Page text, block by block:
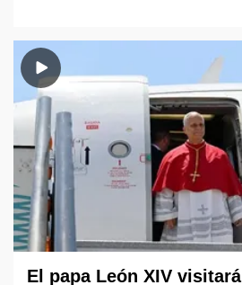
El papa León XIV